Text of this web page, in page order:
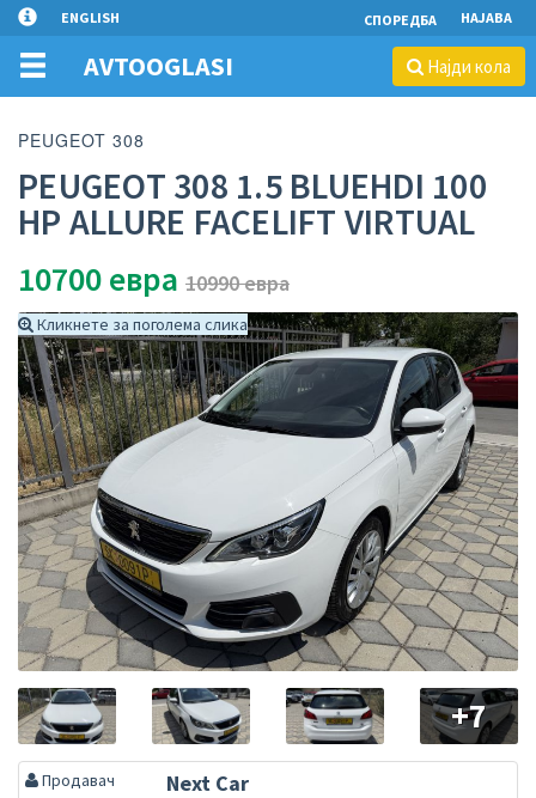
ENGLISH СПОРЕДБА НАЈАВА
AVTOOGLASI Најди кола
PEUGEOT 308
PEUGEOT 308 1.5 BLUEHDI 100
HP ALLURE FACELIFT VIRTUAL
10700евра 10990 евра
Кликнете за поголема слика
+7
Продавач Next Car